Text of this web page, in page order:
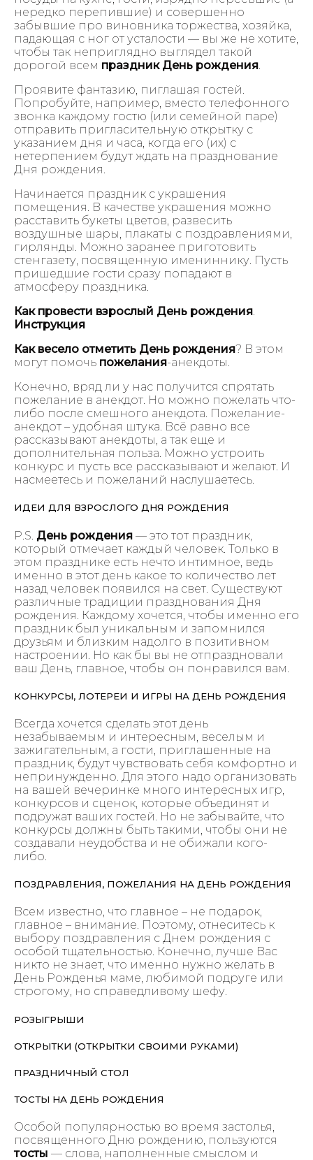
нередко перепившие) и совершенно
забывшие про виновника торжества, хозяйка,
падающая с ног от усталости — вы же не хотите,
чтобы так неприглядно выглядел такой
дорогой всем праздник День рождения.
Проявите фантазию, пиглашая гостей.
Попробуйте, например, вместо телефонного
звонка каждому гостю (или семейной паре)
отправить пригласительную открытку с
указанием дня и часа, когда его (их) с
нетерпением будут ждать на празднование
Дня рождения.
Начинается праздник с украшения
помещения. В качестве украшения можно
расставить букеты цветов, развесить
воздушные шары, плакаты с поздравлениями,
гирлянды. Можно заранее приготовить
стенгазету, посвященную имениннику. Пусть
пришедшие гости сразу попадают в
атмосферу праздника.
Как провести взрослый День рождения.
Инструкция
Как весело отметить День рождения? В этом
могут помочь пожелания-анекдоты.
Конечно, вряд ли у нас получится спрятать
пожелание в анекдот. Но можно пожелать что-
либо после смешного анекдота. Пожелание-
анекдот – удобная штука. Всё равно все
рассказывают анекдоты, а так еще и
дополнительная польза. Можно устроить
конкурс и пусть все рассказывают и желают. И
насмеетесь и пожеланий наслушаетесь.
ИДЕИ ДЛЯ ВЗРОСЛОГО ДНЯ РОЖДЕНИЯ
P.S. День рождения — это тот праздник,
который отмечает каждый человек. Только в
этом празднике есть нечто интимное, ведь
именно в этот день какое то количество лет
назад человек появился на свет. Существуют
различные традиции празднования Дня
рождения. Каждому хочется, чтобы именно его
праздник был уникальным и запомнился
друзьям и близким надолго в позитивном
настроении. Но как бы вы не отпраздновали
ваш День, главное, чтобы он понравился вам.
КОНКУРСЫ, ЛОТЕРЕИ И ИГРЫ НА ДЕНЬ РОЖДЕНИЯ
Всегда хочется сделать этот день
незабываемым и интересным, веселым и
зажигательным, а гости, приглашенные на
праздник, будут чувствовать себя комфортно и
непринужденно. Для этого надо организовать
на вашей вечеринке много интересных игр,
конкурсов и сценок, которые объединят и
подружат ваших гостей. Но не забывайте, что
конкурсы должны быть такими, чтобы они не
создавали неудобства и не обижали кого-
либо.
ПОЗДРАВЛЕНИЯ, ПОЖЕЛАНИЯ НА ДЕНЬ РОЖДЕНИЯ
Всем известно, что главное – не подарок,
главное – внимание. Поэтому, отнеситесь к
выбору поздравления с Днем рождения с
особой тщательностью. Конечно, лучше Вас
никто не знает, что именно нужно желать в
День Рожденья маме, любимой подруге или
строгому, но справедливому шефу.
РОЗЫГРЫШИ
ОТКРЫТКИ (ОТКРЫТКИ СВОИМИ РУКАМИ)
ПРАЗДНИЧНЫЙ СТОЛ
ТОСТЫ НА ДЕНЬ РОЖДЕНИЯ
Особой популярностью во время застолья,
посвященного Дню рождению, пользуются
тосты — слова, наполненные смыслом и